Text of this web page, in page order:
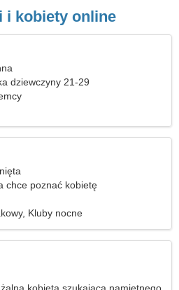
i kobiety online
dziewczyny 21-29
chce poznać kobietę
Kluby nocne